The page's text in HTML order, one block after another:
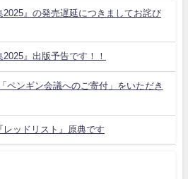
2025』の発売遅延につきましてお詫び
』出版予告です！！
ペンギン会議へのご寄付」をいただき
ッドリスト』原典です